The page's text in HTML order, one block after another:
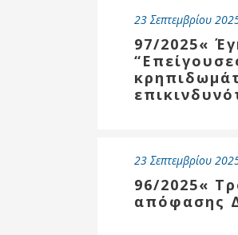
23 Σεπτεμβρίου
97/2025«
23 Σεπτεμβρίου
96/2025«
απόφασης